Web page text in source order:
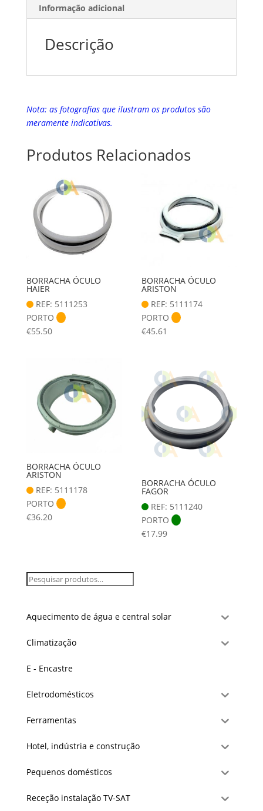
Informação adicional
Descrição
Nota: as fotografias que ilustram os produtos são
meramente indicativas.
Produtos Relacionados
BORRACHA ÓCULO
HAIER
REF: 5111253
PORTO
€55.50
BORRACHA ÓCULO
ARISTON
REF: 5111174
PORTO
€45.61
BORRACHA ÓCULO
ARISTON
REF: 5111178
PORTO
€36.20
BORRACHA ÓCULO
FAGOR
REF: 5111240
PORTO
€17.99
Aquecimento de água e central solar
Climatização
E - Encastre
Eletrodomésticos
Ferramentas
Hotel, indústria e construção
Pequenos domésticos
Receção instalação TV-SAT